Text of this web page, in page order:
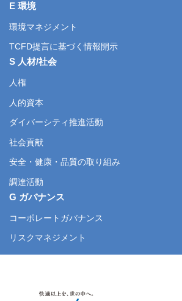
E 環境
環境マネジメント
TCFD提言に基づく情報開示
S 人材/社会
人権
人的資本
ダイバーシティ推進活動
社会貢献
安全・健康・品質の取り組み
調達活動
G ガバナンス
コーポレートガバナンス
リスクマネジメント